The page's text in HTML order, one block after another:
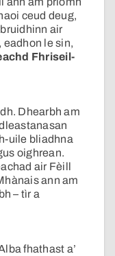
ceud deug,
bruidhinn air
eadhon le sin,
Fhriseil-
Dhearbh am
uile bliadhna
oighrean.
air Fèill
ann am
– tìr a
fhathast a’